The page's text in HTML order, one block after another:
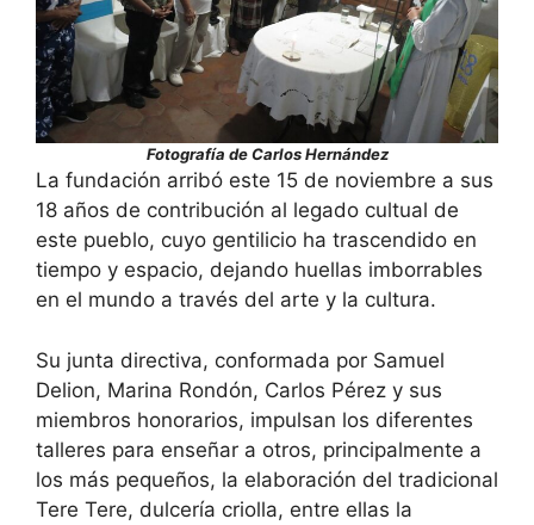
Fotografía de Carlos Hernández
La fundación arribó este 15 de noviembre a sus
18 años de contribución al legado cultual de
este pueblo, cuyo gentilicio ha trascendido en
tiempo y espacio, dejando huellas imborrables
en el mundo a través del arte y la cultura.
Su junta directiva, conformada por Samuel
Delion, Marina Rondón, Carlos Pérez y sus
miembros honorarios, impulsan los diferentes
talleres para enseñar a otros, principalmente a
los más pequeños, la elaboración del tradicional
Tere Tere, dulcería criolla, entre ellas la